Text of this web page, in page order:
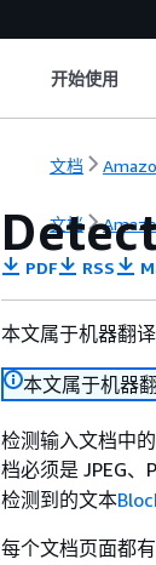
开始使用
文档
文档
PDF RSS
本文属于机器翻
本文属于机器
检测输入文档中
档必须是 JPEG、
检测到的文本
每个文档页面都